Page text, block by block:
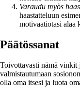
Varaudu myös
haastatteluun
motivaatiotasi alaa
Päätössanat
Toivottavasti nämä vinkit
valmistautumaan
olla oma itsesi ja luota